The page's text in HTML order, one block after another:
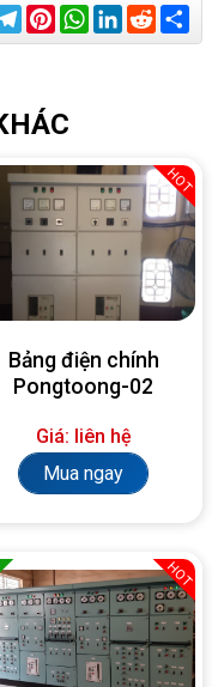
Telegram
Pinterest
WhatsApp
LinkedIn
Reddit
HOT
Bảng điện chính
Pongtoong-02
Giá: liên hệ
Mua ngay
HOT